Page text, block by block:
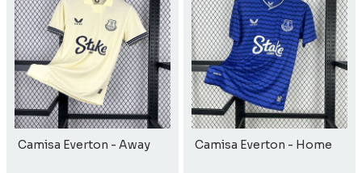
Camisa Everton - Away Camisa Everton - Home